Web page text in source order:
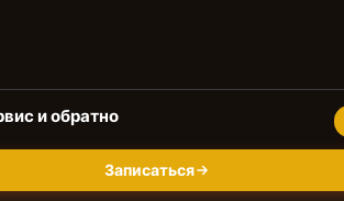
и обратно
Записаться